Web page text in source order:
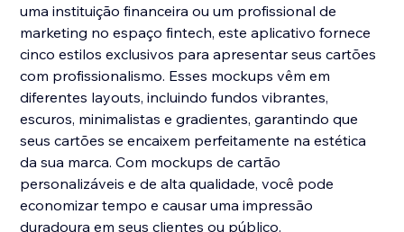
uma instituição financeira ou um profissional de
marketing no espaço fintech, este aplicativo fornece
cinco estilos exclusivos para apresentar seus cartões
com profissionalismo. Esses mockups vêm em
diferentes layouts, incluindo fundos vibrantes,
escuros, minimalistas e gradientes, garantindo que
seus cartões se encaixem perfeitamente na estética
da sua marca. Com mockups de cartão
personalizáveis e de alta qualidade, você pode
economizar tempo e causar uma impressão
duradoura em seus clientes ou público.